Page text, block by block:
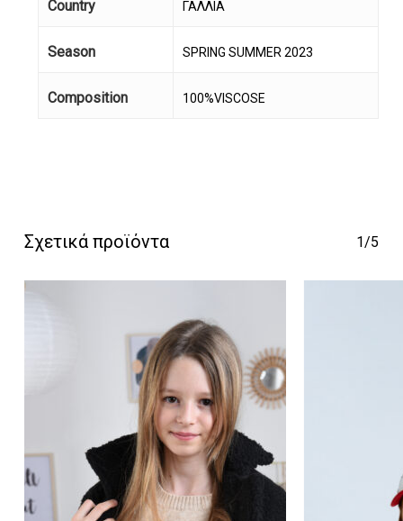
Country ΓΑΛΛΙΑ
Season SPRING SUMMER 2023
Composition 100%VISCOSE
Σχετικά προϊόντα 1/5